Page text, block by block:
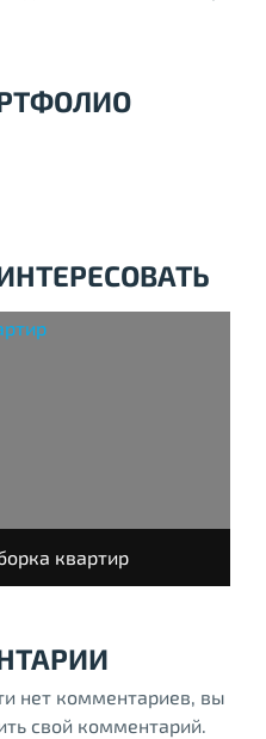
квартир
нет комментариев, вы
свой комментарий.